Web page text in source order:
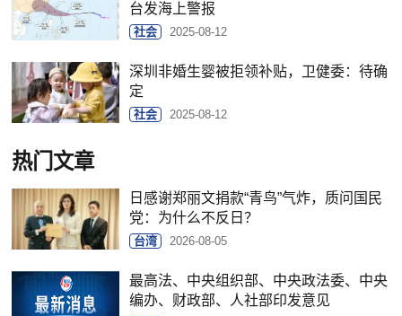
台发海上警报
社会 2025-08-12
深圳非婚生婴被拒领补贴，卫健委：待确
定
社会 2025-08-12
热门文章
日感谢郑丽文捐款“青鸟”气炸，质问国民
党：为什么不反日？
台湾 2026-08-05
最高法、中央组织部、中央政法委、中央
编办、财政部、人社部印发意见